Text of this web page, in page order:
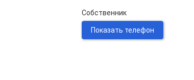
Собственник
Показать телефон